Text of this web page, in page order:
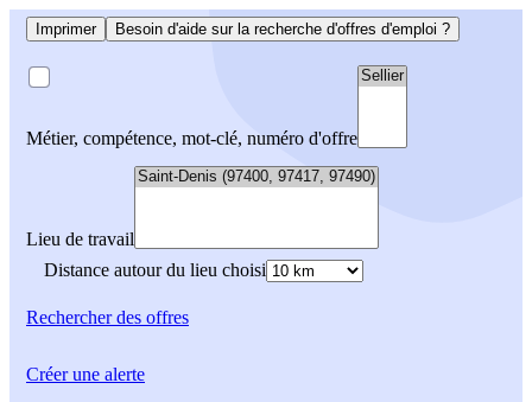
Imprimer Besoin d'aide sur la recherche d'offres d'emploi ?
Métier, compétence, mot-clé, numéro d'offre
Lieu de travail
Distance autour du lieu choisi
Rechercherdes offres
Créer une alerte